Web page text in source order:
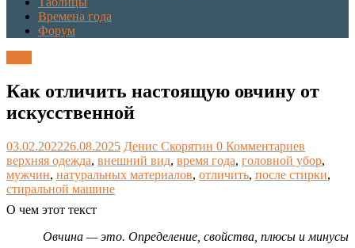
Времена года
Форум
Как отличить настоящую овчину от
искусственной
03.02.202226.08.2025 Денис Скорятин 0 Комментариев
верхняя одежда, внешний вид, время года, головной убор,
мужчин, натуральных материалов, отличить, после стирки,
стиральной машине
О чем этот текст
Овчина — это. Определение, свойства, плюсы и минусы